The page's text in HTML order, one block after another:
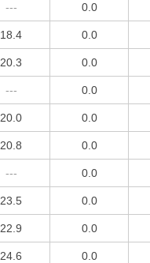
--- 0.0
18.4 0.0
20.3 0.0
--- 0.0
20.0 0.0
20.8 0.0
--- 0.0
23.5 0.0
22.9 0.0
24.6 0.0